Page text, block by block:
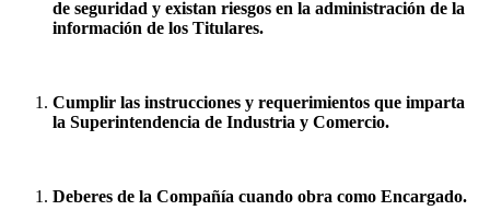
de seguridad y existan riesgos en la administración de la
información de los Titulares.
Cumplir las instrucciones y requerimientos que imparta
la Superintendencia de Industria y Comercio.
Deberes de la Compañía cuando obra como Encargado.